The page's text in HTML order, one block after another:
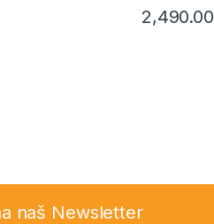
2,490.00
naš Newsletter